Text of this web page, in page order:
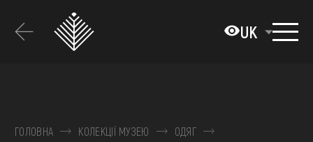
основного
UK
КОЛЕКЦІЇ
ГОЛОВНА КОЛЕКЦІЇ МУЗЕЮ
ОДЯГ